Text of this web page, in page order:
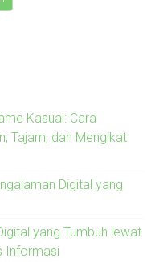
Kasual: Cara
Tajam, dan Mengikat
Digital yang
yang Tumbuh lewat
Informasi